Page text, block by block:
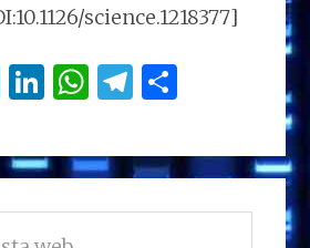
science.1218377]
F
ce
b
o
Li
k
e
dI
W
at
s
A
T
e
g
ra
m
p
ar